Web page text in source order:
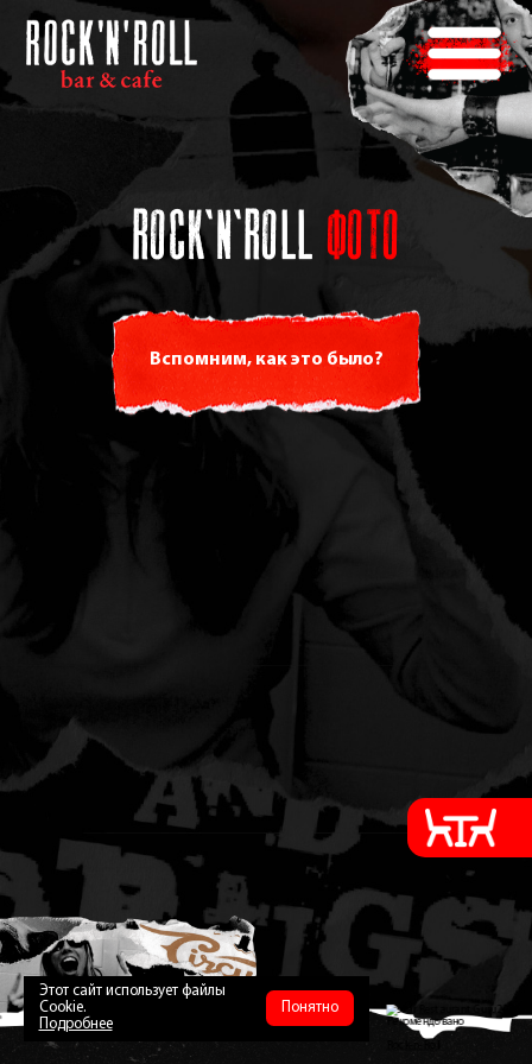
ROCK'N'ROLL ФОТО
Вспомним, как это было?
Этот сайт использует файлы
Cookie.
Подробнее
Понятно Restaurant Guru 2026
Рекомендовано